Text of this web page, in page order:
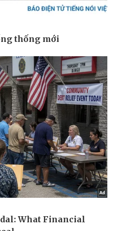
Ô tô - Xe máy
Ô tô
Xe máy
Tư vấn